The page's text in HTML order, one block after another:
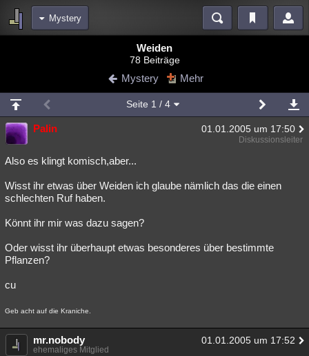
Mystery
Blogs
Chat Wiki Neuigkeiten
meine Rubriken
Menschen Mystery Kriminalfälle
Spiritualität Verschwörungen
Natur Umfragen Unterhaltung
Philosophie Träume Orte
Astronomie Helpdesk Gruppen Gaming Filme
Musik
Lesenswert Schlüsselwörter
Weiden
78 Beiträge
Mystery Mehr
Seite 1 / 4
Palin 01.01.2005 um 17:50
Diskussionsleiter
Also es klingt komisch,aber...
Wisst ihr etwas über Weiden ich glaube nämlich das die einen
schlechten Ruf haben.
Könnt ihr mir was dazu sagen?
Oder wisst ihr überhaupt etwas besonderes über bestimmte
Pflanzen?
cu
Geb acht auf die Kraniche.
mr.nobody 01.01.2005 um 17:52
ehemaliges Mitglied